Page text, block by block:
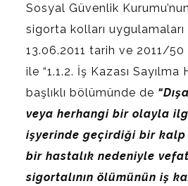
Sosyal Güvenlik
sigorta kolları uygulamaları
13.06.2011 tarih ve 2011/50
ile “1.1.2. İş Kazası Sayılma
başlıklı bölümünde de
veya herhangi bir olayla
işyerinde geçirdiği bir
bir hastalık nedeniyle
sigortalının ölümünün iş